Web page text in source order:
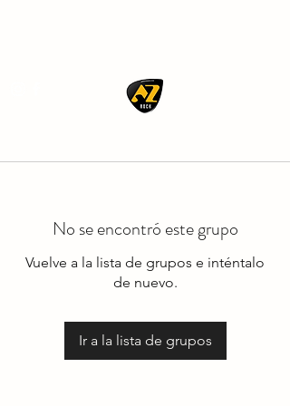
No se encontró este grupo
Vuelve a la lista de grupos e inténtalo
de nuevo.
Ir a la lista de grupos